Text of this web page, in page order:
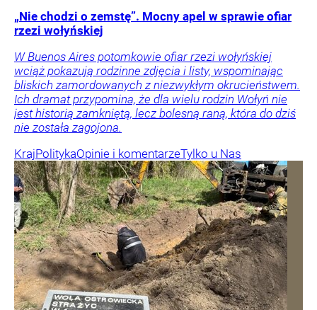
„Nie chodzi o zemstę”. Mocny apel w sprawie ofiar
rzezi wołyńskiej
W Buenos Aires potomkowie ofiar rzezi wołyńskiej
wciąż pokazują rodzinne zdjęcia i listy, wspominając
bliskich zamordowanych z niezwykłym okrucieństwem.
Ich dramat przypomina, że dla wielu rodzin Wołyń nie
jest historią zamkniętą, lecz bolesną raną, która do dziś
nie została zagojona.
KrajPolitykaOpinie i komentarzeTylko u Nas